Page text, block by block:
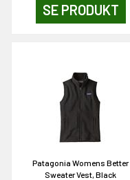
SE PRODUKT
Patagonia Womens Better
Sweater Vest, Black